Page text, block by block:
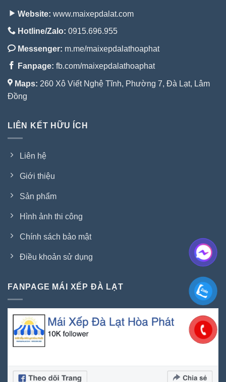
Website: www.maixepdalat.com
Hotline/Zalo: 0915.696.955
Messenger: m.me/maixepdalathoaphat
Fanpage: fb.com/maixepdalathoaphat
Maps: 260 Xô Viết Nghệ Tĩnh, Phường 7, Đà Lạt, Lâm
Đồng
LIÊN KẾT HỮU ÍCH
Liên hệ
Giới thiệu
Sản phẩm
Hình ảnh thi công
Chính sách bảo mật
Điều khoản sử dụng
FANPAGE MÁI XẾP ĐÀ LẠT